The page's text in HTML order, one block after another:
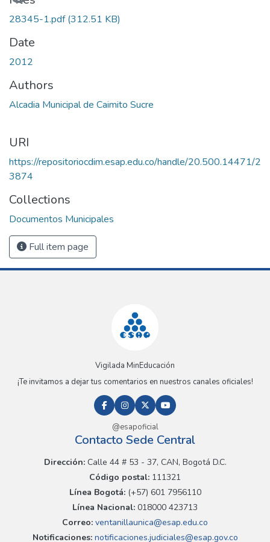
28345-1.pdf(312.51 KB)
Date
2012
Authors
Alcadia Municipal de Caimito Sucre
URI
https://repositoriocdim.esap.edu.co/handle/20.500.14471/2
3874
Collections
Documentos Municipales
Full item page
Vigilada MinEducación
¡Te invitamos a dejar tus comentarios en nuestros canales oficiales!
@esapoficial
Contacto Sede Central
Dirección:Calle 44 # 53 - 37, CAN, Bogotá D.C.
Código postal: 111321
Línea Bogotá:(+57) 601 7956110
Línea Nacional: 018000 423713
Correo: ventanillaunica@esap.edu.co
Notificaciones:notificaciones.judiciales@esap.gov.co